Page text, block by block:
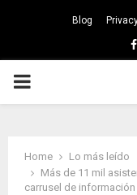
Blog
PRIMARY
Home
Lo más leído
Más de 11 mil
carrusel de